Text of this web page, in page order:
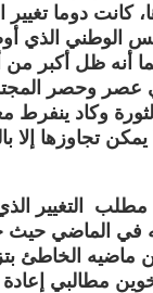
كانت دوما
الذي
أنه ظل أكبر
وحصر
وكاد
تجاوزها
التغيير الذي
الماضي حيث
الخاطئ
الجزائر حربا أهلية سنة